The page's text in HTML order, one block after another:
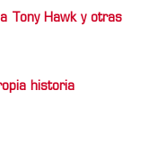
Tony Hawk y otras
historia